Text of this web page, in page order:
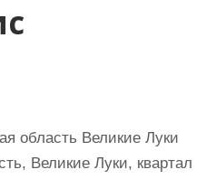
область Великие Луки
Великие Луки, квартал